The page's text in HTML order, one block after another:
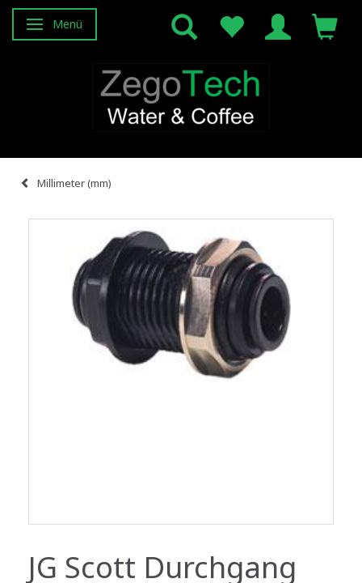
Anzeige ändern
Menü
Millimeter (mm)
JG Scott Durchgang